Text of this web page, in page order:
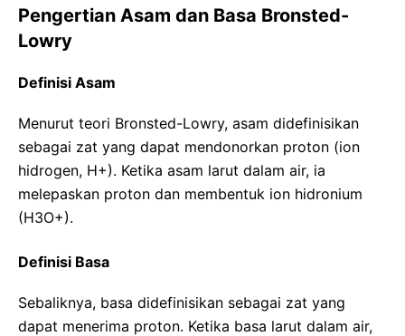
Pengertian Asam dan Basa Bronsted-
Lowry
Definisi Asam
Menurut teori Bronsted-Lowry, asam didefinisikan
sebagai zat yang dapat mendonorkan proton (ion
hidrogen, H+). Ketika asam larut dalam air, ia
melepaskan proton dan membentuk ion hidronium
(H3O+).
Definisi Basa
Sebaliknya, basa didefinisikan sebagai zat yang
dapat menerima proton. Ketika basa larut dalam air,